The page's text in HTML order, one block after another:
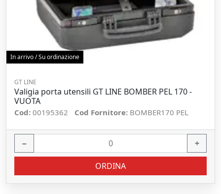
In arrivo / Su ordinazione
GT LINE
Valigia porta utensili GT LINE BOMBER PEL 170 -
VUOTA
Cod: 00195362 Cod Fornitore: BOMBER170 PEL
− +
ORDINA